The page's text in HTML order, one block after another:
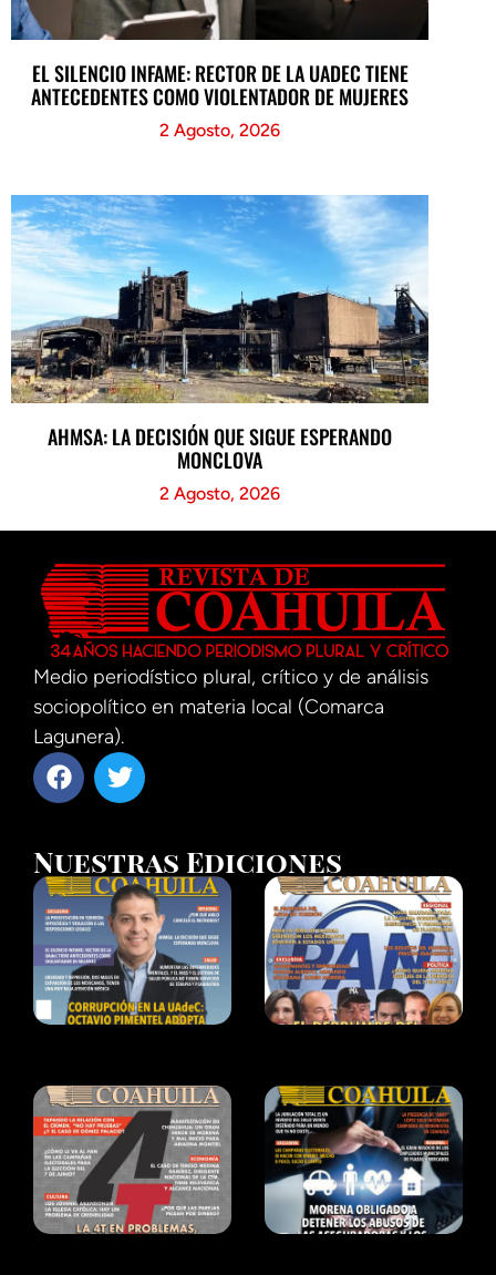
EL SILENCIO INFAME: RECTOR DE LA UADEC TIENE
ANTECEDENTES COMO VIOLENTADOR DE MUJERES
2 Agosto, 2026
AHMSA: LA DECISIÓN QUE SIGUE ESPERANDO
MONCLOVA
2 Agosto, 2026
Medio periodístico plural, crítico y de análisis
sociopolítico en materia local (Comarca
Lagunera).
Nuestras Ediciones